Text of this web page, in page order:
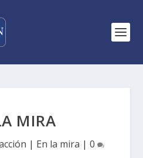
MIRA
| En la mira | 0